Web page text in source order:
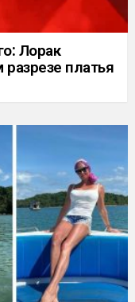
Лорак
платья